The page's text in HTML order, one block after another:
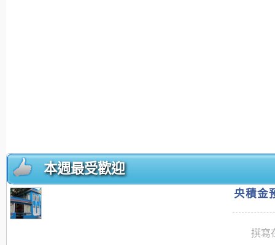
本週最受歡迎
央積金
撰寫